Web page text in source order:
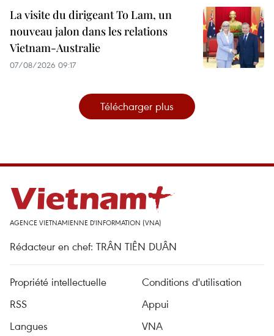
La visite du dirigeant To Lam, un
nouveau jalon dans les relations
Vietnam-Australie
07/08/2026 09:17
Télécharger plus
AGENCE VIETNAMIENNE D'INFORMATION (VNA)
Rédacteur en chef: TRÂN TIÊN DUÂN
Propriété intellectuelle
Conditions d'utilisation
RSS
Appui
Langues
VNA